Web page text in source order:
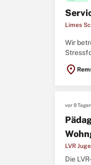
Limes
Wir
location_on
vor 9
LVR
Die